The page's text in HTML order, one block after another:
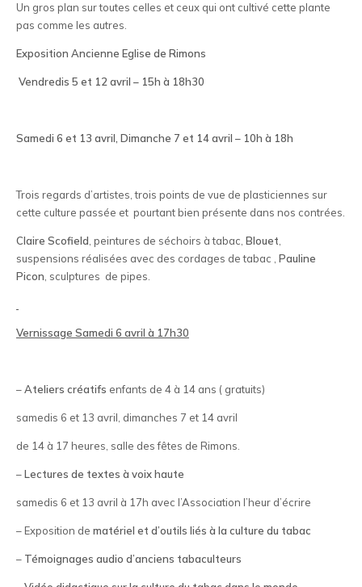
Un gros plan sur toutes celles et ceux qui ont cultivé cette plante
pas comme les autres.
Exposition Ancienne Eglise de Rimons
Vendredis 5 et 12 avril – 15h à 18h30
Samedi 6 et 13 avril, Dimanche 7 et 14 avril – 10h à 18h
Trois regards d’artistes, trois points de vue de plasticiennes sur
cette culture passée et pourtant bien présente dans nos contrées.
Claire Scofield , peintures de séchoirs à tabac, Blouet
suspensions réalisées avec des cordages de tabac , Pauline
Picon , sculptures de pipes.
Vernissage Samedi 6 avril à 17h30
–Ateliers créatifs enfants de 4 à 14 ans ( gratuits)
samedis 6 et 13 avril, dimanches 7 et 14 avril
de 14 à 17 heures, salle des fêtes de Rimons.
–Lectures de textes à voix haute
samedis 6 et 13 avril à 17h avec l’Association l’heur d’écrire
– Exposition de matériel et d’outils liés à la culture du tabac
– Témoignages audio d’anciens tabaculteurs